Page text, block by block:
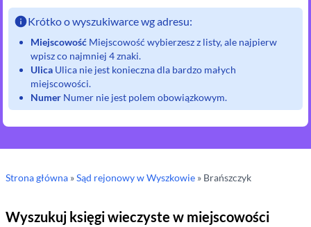
Krótko o wyszukiwarce wg adresu:
Miejscowość Miejscowość wybierzesz z listy, ale najpierw
wpisz co najmniej 4 znaki.
Ulica Ulica nie jest konieczna dla bardzo małych
miejscowości.
Numer Numer nie jest polem obowiązkowym.
Strona główna »Sąd rejonowyw Wyszkowie » Brańszczyk
Wyszukuj księgi wieczyste w miejscowości